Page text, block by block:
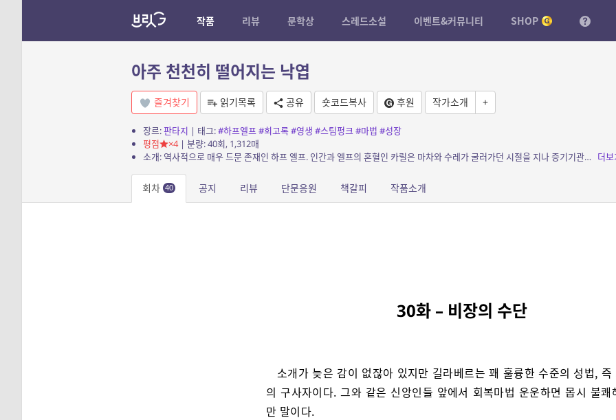
작품 리뷰 문학상 스레드소설 이벤트&커뮤니티 SHOP
아주 천천히 떨어지는 낙엽
즐겨찾기 읽기목록 공유 숏코드복사 후원 작가소개 +
장르:판타지 | 태그:#하프엘프#회고록#영생 #스팀펑크#마법 #성장
평점
×4| 분량: 40회, 1,312매
소개: 역사적으로 매우 드문 존재인 하프 엘프. 인간과 엘프의 혼혈인 카릴은 마차와 수레가 굴러가던 시절을 지나 증기기관이 친숙해진 시대를 살아가고 있다. 어느 날, 아득히 나이 차이가 ... 더보
회차 40 공지 리뷰 단문응원 책갈피 작품소개
30화 – 비장의 수단
소개가 늦은 감이 없잖아 있지만 길라베르는 꽤 훌륭한 수준의 성법, 즉
의 구사자이다. 그와 같은 신앙인들 앞에서 회복마법 운운하면 몹시 불쾌
만 말이다.